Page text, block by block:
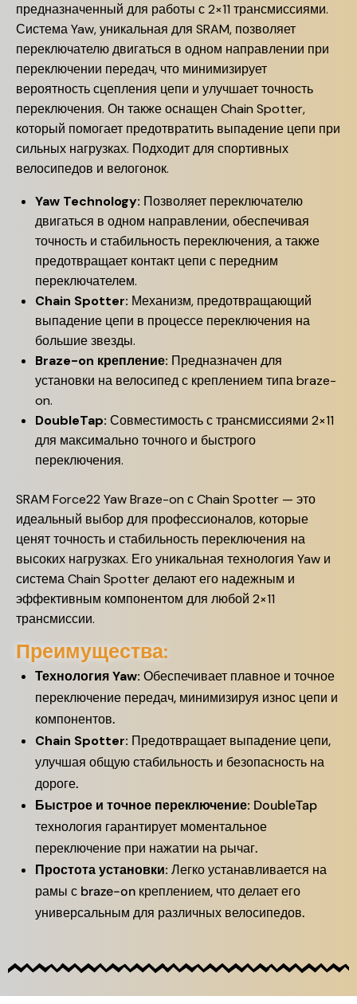
предназначенный для работы с 2×11 трансмиссиями.
Система Yaw, уникальная для SRAM, позволяет
переключателю двигаться в одном направлении при
переключении передач, что минимизирует
вероятность сцепления цепи и улучшает точность
переключения. Он также оснащен Chain Spotter,
который помогает предотвратить выпадение цепи при
сильных нагрузках. Подходит для спортивных
велосипедов и велогонок.
Yaw Technology: Позволяет переключателю
двигаться в одном направлении, обеспечивая
точность и стабильность переключения, а также
предотвращает контакт цепи с передним
переключателем.
Chain Spotter: Механизм, предотвращающий
выпадение цепи в процессе переключения на
большие звезды.
Braze-on крепление: Предназначен для
установки на велосипед с креплением типа braze-
on.
DoubleTap: Совместимость с трансмиссиями 2×11
для максимально точного и быстрого
переключения.
SRAM Force22 Yaw Braze-on с Chain Spotter — это
идеальный выбор для профессионалов, которые
ценят точность и стабильность переключения на
высоких нагрузках. Его уникальная технология Yaw и
система Chain Spotter делают его надежным и
эффективным компонентом для любой 2×11
трансмиссии.
Преимущества:
Технология Yaw: Обеспечивает плавное и точное
переключение передач, минимизируя износ цепи и
компонентов.
Chain Spotter: Предотвращает выпадение цепи,
улучшая общую стабильность и безопасность на
дороге.
Быстрое и точное переключение: DoubleTap
технология гарантирует моментальное
переключение при нажатии на рычаг.
Простота установки: Легко устанавливается на
рамы с braze-on креплением, что делает его
универсальным для различных велосипедов.